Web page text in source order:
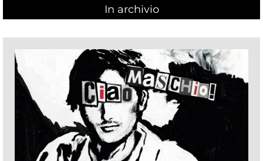
In archivio